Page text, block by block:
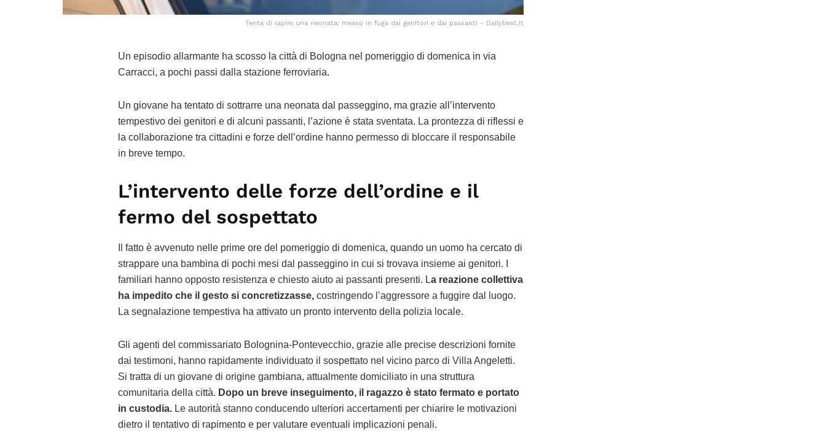
Tenta di rapire una neonata: messo in fuga dai genitori e dai passanti - Dailybest.it
Un episodio allarmante ha scosso la città di Bologna nel pomeriggio di domenica in via
Carracci, a pochi passi dalla stazione ferroviaria.
Un giovane ha tentato di sottrarre una neonata dal passeggino, ma grazie all’intervento
tempestivo dei genitori e di alcuni passanti, l’azione è stata sventata. La prontezza di riflessi e
la collaborazione tra cittadini e forze dell’ordine hanno permesso di bloccare il responsabile
in breve tempo.
L’intervento delle forze dell’ordine e il
fermo del sospettato
Il fatto è avvenuto nelle prime ore del pomeriggio di domenica, quando un uomo ha cercato di
strappare una bambina di pochi mesi dal passeggino in cui si trovava insieme ai genitori. I
familiari hanno opposto resistenza e chiesto aiuto ai passanti presenti. La reazione collettiva
ha impedito che il gesto si concretizzasse, costringendo l’aggressore a fuggire dal luogo.
La segnalazione tempestiva ha attivato un pronto intervento della polizia locale.
Gli agenti del commissariato Bolognina-Pontevecchio, grazie alle precise descrizioni fornite
dai testimoni, hanno rapidamente individuato il sospettato nel vicino parco di Villa Angeletti.
Si tratta di un giovane di origine gambiana, attualmente domiciliato in una struttura
comunitaria della città. Dopo un breve inseguimento, il ragazzo è stato fermato e portato
in custodia. Le autorità stanno conducendo ulteriori accertamenti per chiarire le motivazioni
dietro il tentativo di rapimento e per valutare eventuali implicazioni penali.